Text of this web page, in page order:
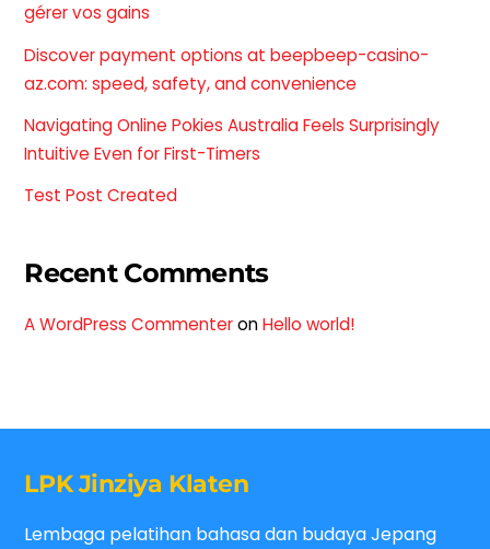
gérer vos gains
Discover payment options at beepbeep-casino-
az.com: speed, safety, and convenience
Navigating Online Pokies Australia Feels Surprisingly
Intuitive Even for First-Timers
Test Post Created
Recent Comments
A WordPress CommenteronHello world!
LPK Jinziya Klaten
Lembaga pelatihan bahasa dan budaya Jepang